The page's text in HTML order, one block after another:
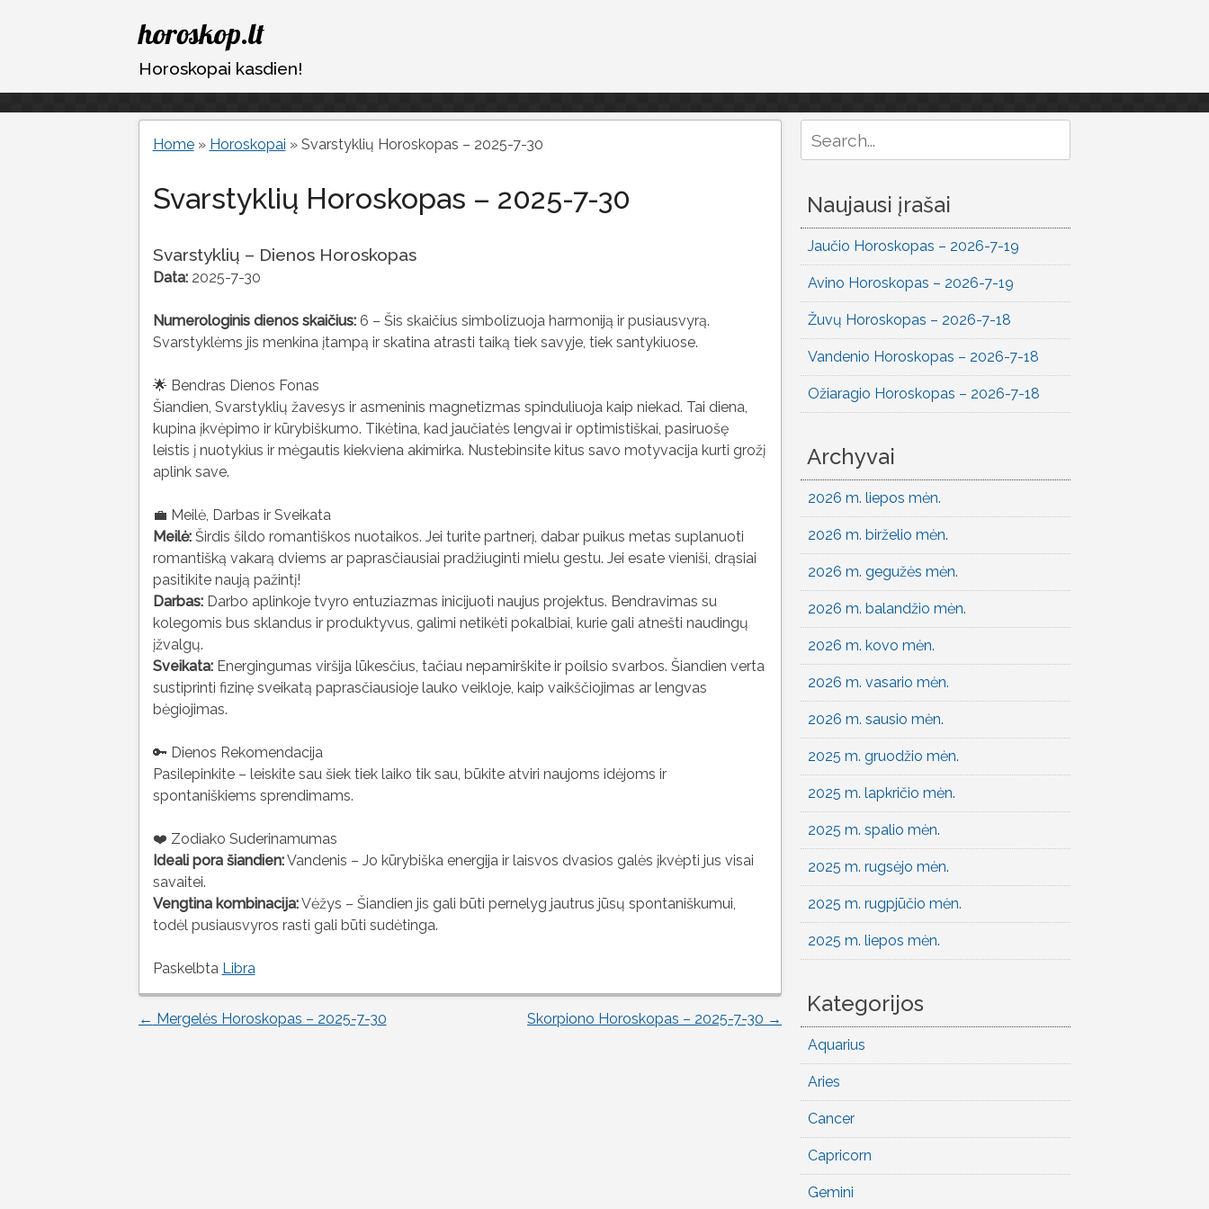
Eiti
prie
turinio
horoskop.lt
Horoskopai kasdien!
Home» Horoskopai » Svarstyklių Horoskopas – 2025-7-30
Svarstyklių Horoskopas – 2025-7-30
Svarstyklių – Dienos Horoskopas
Data:2025-7-30
Numerologinis dienos skaičius:6 – Šis skaičius simbolizuoja harmoniją ir pusiausvyrą.
Svarstyklėms jis menkina įtampą ir skatina atrasti taiką tiek savyje, tiek santykiuose.
🌟 Bendras Dienos Fonas
Šiandien, Svarstyklių žavesys ir asmeninis magnetizmas spinduliuoja kaip niekad. Tai diena,
kupina įkvėpimo ir kūrybiškumo. Tikėtina, kad jaučiatės lengvai ir optimistiškai, pasiruošę
leistis į nuotykius ir mėgautis kiekviena akimirka. Nustebinsite kitus savo motyvacija kurti grožį
aplink save.
💼 Meilė, Darbas ir Sveikata
Meilė:Širdis šildo romantiškos nuotaikos. Jei turite partnerį, dabar puikus metas suplanuoti
romantišką vakarą dviems ar paprasčiausiai pradžiuginti mielu gestu. Jei esate vieniši, drąsiai
pasitikite naują pažintį!
Darbas:Darbo aplinkoje tvyro entuziazmas inicijuoti naujus projektus. Bendravimas su
kolegomis bus sklandus ir produktyvus, galimi netikėti pokalbiai, kurie gali atnešti naudingų
įžvalgų.
Sveikata:Energingumas viršija lūkesčius, tačiau nepamirškite ir poilsio svarbos. Šiandien verta
sustiprinti fizinę sveikatą paprasčiausioje lauko veikloje, kaip vaikščiojimas ar lengvas
bėgiojimas.
🔑 Dienos Rekomendacija
Pasilepinkite – leiskite sau šiek tiek laiko tik sau, būkite atviri naujoms idėjoms ir
spontaniškiems sprendimams.
❤️ Zodiako Suderinamumas
Ideali pora šiandien:Vandenis – Jo kūrybiška energija ir laisvos dvasios galės įkvėpti jus visai
savaitei.
Vengtina kombinacija:Vėžys – Šiandien jis gali būti pernelyg jautrus jūsų spontaniškumui,
todėl pusiausvyros rasti gali būti sudėtinga.
Paskelbta Libra
Įrašo
← Mergelės Horoskopas – 2025-7-30 Skorpiono Horoskopas – 2025-7-30 →
for:
Naujausi įrašai
Jaučio Horoskopas – 2026-7-19
Avino Horoskopas – 2026-7-19
Žuvų Horoskopas – 2026-7-18
Vandenio Horoskopas – 2026-7-18
Ožiaragio Horoskopas – 2026-7-18
Archyvai
2026 m. liepos mėn.
2026 m. birželio mėn.
2026 m. gegužės mėn.
2026 m. balandžio mėn.
2026 m. kovo mėn.
2026 m. vasario mėn.
2026 m. sausio mėn.
2025 m. gruodžio mėn.
2025 m. lapkričio mėn.
2025 m. spalio mėn.
2025 m. rugsėjo mėn.
2025 m. rugpjūčio mėn.
2025 m. liepos mėn.
Kategorijos
Aquarius
Aries
Cancer
Capricorn
Gemini